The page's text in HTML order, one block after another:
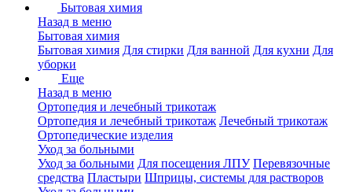
Бытовая химия
Назад в меню
Бытовая химия
Бытовая химия Для стирки Для ванной Для кухни Для
уборки
Еще
Назад в меню
Ортопедия и лечебный трикотаж
Ортопедия и лечебный трикотаж Лечебный трикотаж
Ортопедические изделия
Уход за больными
Уход за больными Для посещения ЛПУ Перевязочные
средства Пластыри Шприцы, системы для растворов